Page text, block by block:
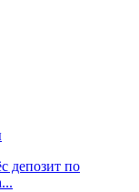
депозит по